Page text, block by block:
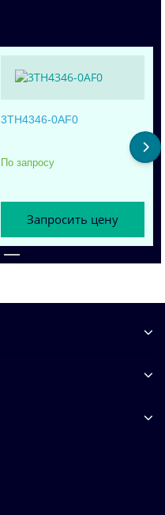
3TH4346-0AF0
По запросу
Запросить цену